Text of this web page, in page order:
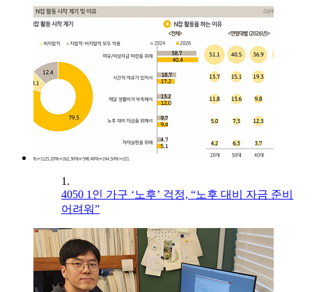
1.
4050 1인 가구 ‘노후’ 걱정, “노후 대비 자금 준비
어려워”